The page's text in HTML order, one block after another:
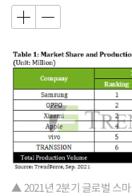
▲ 2021년 2분기 글로벌 스